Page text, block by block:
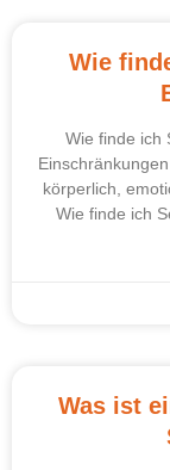
Wie
Wie finde ich
körperlich,
Wie finde ich
Was ist